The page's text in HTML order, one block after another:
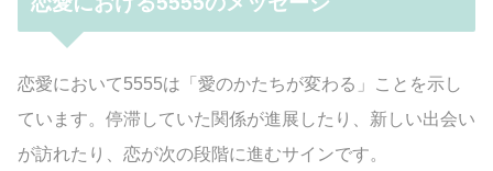
恋愛において5555は「愛のかたちが変わる」ことを示し
ています。停滞していた関係が進展したり、新しい出会い
が訪れたり、恋が次の段階に進むサインです。